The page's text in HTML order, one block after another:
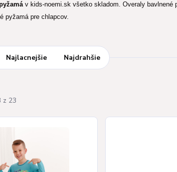
v kids-noemi.sk všetko skladom. Overaly bavlnené
pyžamá pre chlapcov.
Najlacnejšie Najdrahšie
z 23